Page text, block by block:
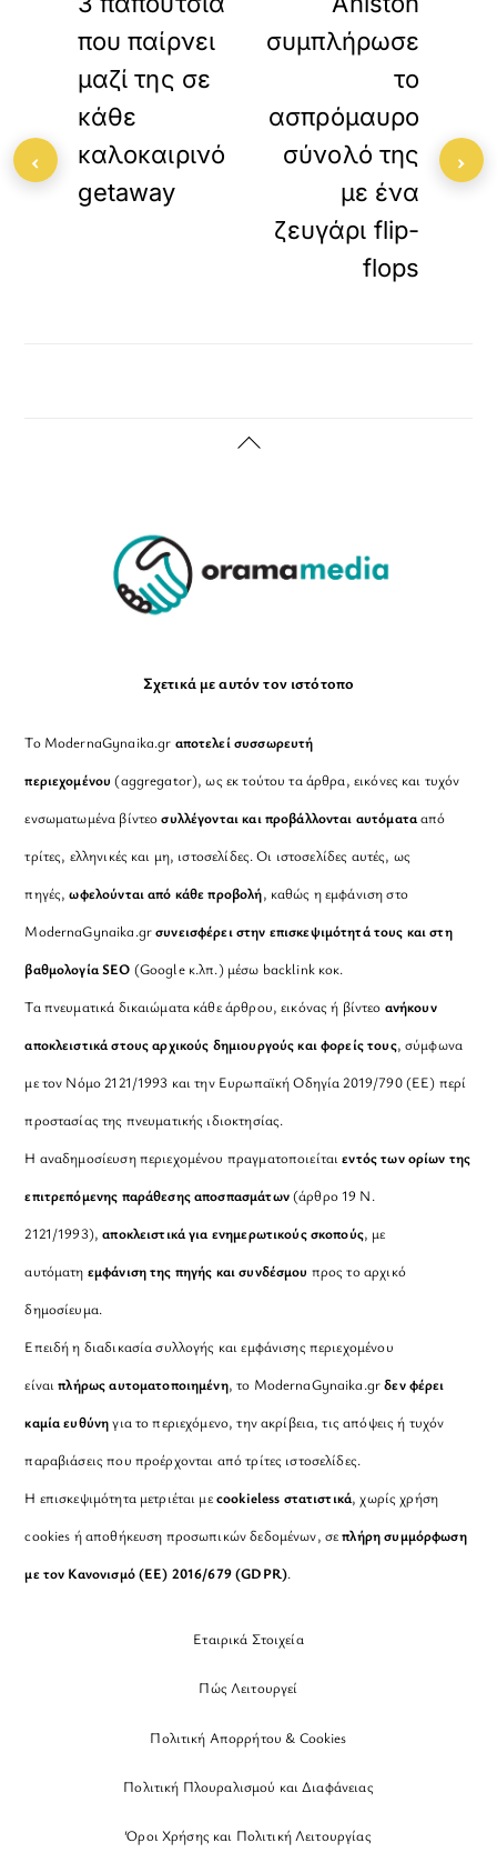
που παίρνει
μαζί της σε
κάθε
καλοκαιρινό
getaway
συμπλήρωσε
το
ασπρόμαυρο
σύνολό της
με ένα
ζευγάρι flip-
flops
Back
Σχετικά με αυτόν τον ιστότοπο
Το ModernaGynaika.gr αποτελεί συσσωρευτή
περιεχομένου (aggregator), ως εκ τούτου τα άρθρα, εικόνες και τυχόν
ενσωματωμένα βίντεοσυλλέγονται και προβάλλονται αυτόματααπό
τρίτες, ελληνικές και μη, ιστοσελίδες. Οι ιστοσελίδες αυτές, ως
πηγές,ωφελούνται από κάθε προβολή, καθώς η εμφάνιση στο
ModernaGynaika.grσυνεισφέρει στην επισκεψιμότητά τους και στη
βαθμολογία SEO (Google κ.λπ.) μέσω backlink κοκ.
Τα πνευματικά δικαιώματα κάθε άρθρου, εικόνας ή βίντεο ανήκουν
αποκλειστικά στους αρχικούς δημιουργούς και φορείς τους, σύμφωνα
με τον Νόμο 2121/1993 και την Ευρωπαϊκή Οδηγία 2019/790 (ΕΕ) περί
προστασίας της πνευματικής ιδιοκτησίας.
Η αναδημοσίευση περιεχομένου πραγματοποιείταιεντός των ορίων της
επιτρεπόμενης παράθεσης αποσπασμάτων(άρθρο 19 Ν.
2121/1993), αποκλειστικά για ενημερωτικούς σκοπούς, με
αυτόματη εμφάνιση της πηγής και συνδέσμου προς το αρχικό
δημοσίευμα.
Επειδή η διαδικασία συλλογής και εμφάνισης περιεχομένου
είναιπλήρως αυτοματοποιημένη, το ModernaGynaika.grδεν φέρει
καμία ευθύνηγια το περιεχόμενο, την ακρίβεια, τις απόψεις ή τυχόν
παραβιάσεις που προέρχονται από τρίτες ιστοσελίδες.
Η επισκεψιμότητα μετριέται μεcookieless στατιστικά, χωρίς χρήση
cookies ή αποθήκευση προσωπικών δεδομένων, σεπλήρη συμμόρφωση
με τον Κανονισμό (ΕΕ) 2016/679 (GDPR).
Εταιρικά Στοιχεία
Πώς Λειτουργεί
Πολιτική Απορρήτου & Cookies
Πολιτική Πλουραλισμού και Διαφάνειας
Όροι Χρήσης και Πολιτική Λειτουργίας
‹ ›